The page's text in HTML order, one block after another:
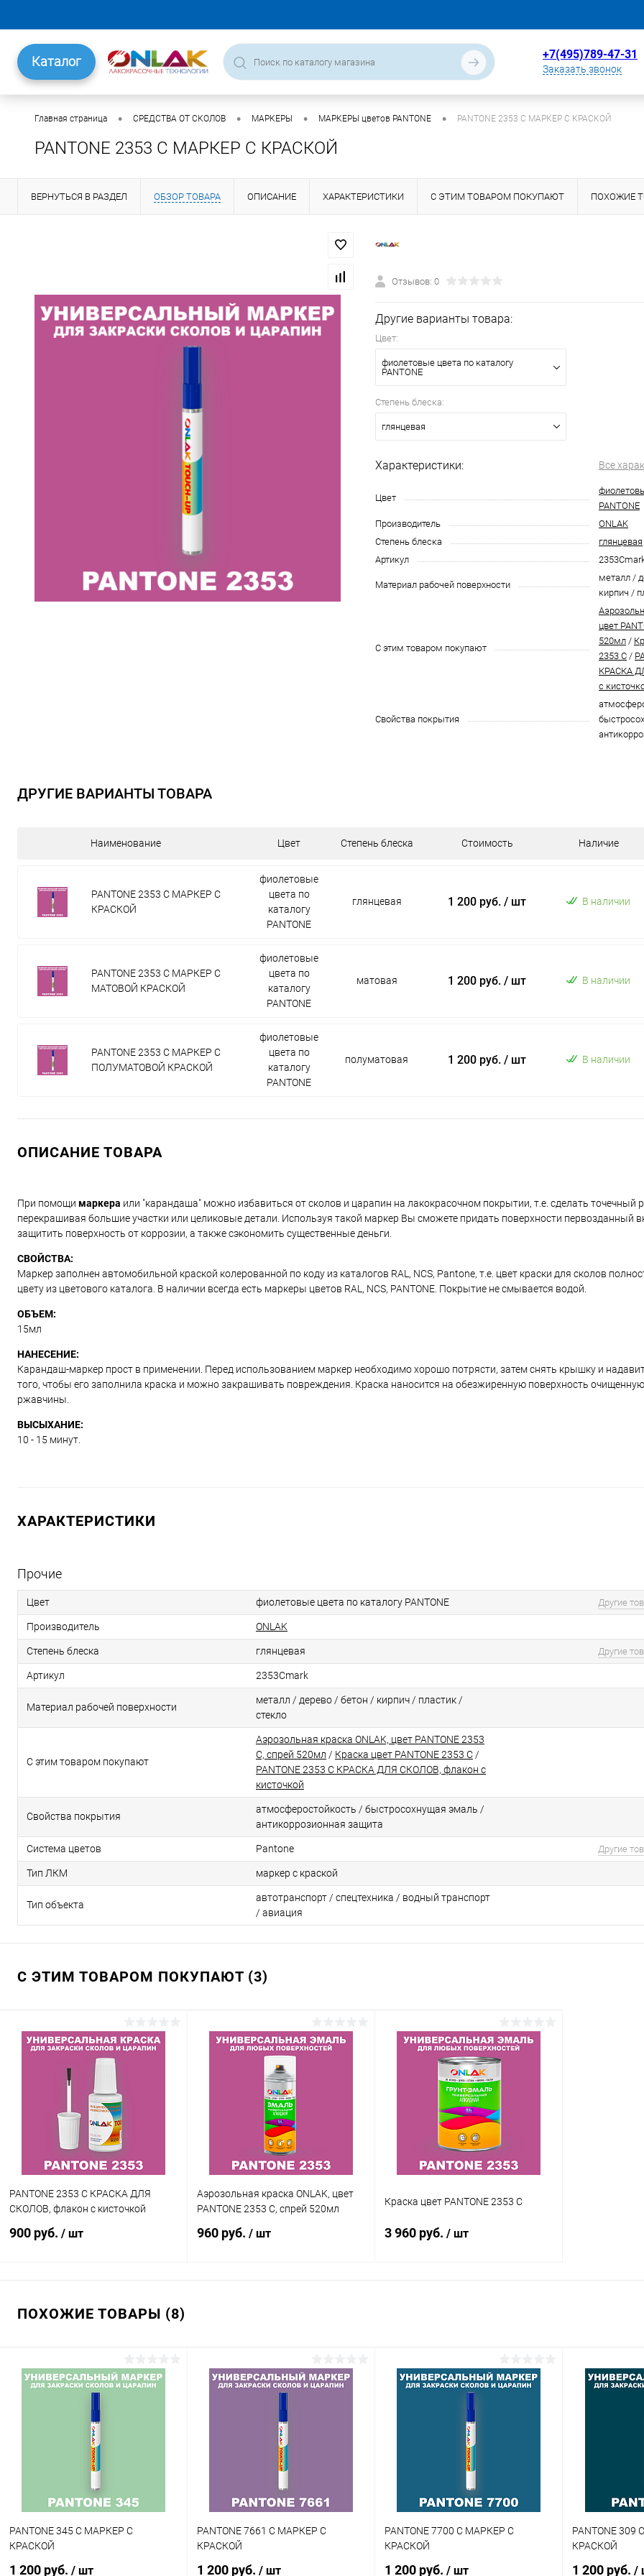
Каталог +7(495)789-47-31
Заказать звонок
Главная страница • СРЕДСТВА ОТ СКОЛОВ • МАРКЕРЫ • МАРКЕРЫ цветов PANTONE • PANTONE 2353 C МАРКЕР С КРАСКОЙ
PANTONE 2353 C МАРКЕР С КРАСКОЙ
ВЕРНУТЬСЯ В РАЗДЕЛ ОБЗОР ТОВАРА ОПИСАНИЕ ХАРАКТЕРИСТИКИ С ЭТИМ ТОВАРОМ ПОКУПАЮТ ПОХОЖИЕ
Отзывов: 0
Другие варианты товара:
Цвет:
фиолетовые цвета по каталогу
PANTONE
Степень блеска:
глянцевая
Характеристики: Все
Цвет
PANTONE
Производитель
ONLAK
Степень блеска
глянцевая
Артикул
Материал рабочей поверхности
металл /
кирпич /
С этим товаром покупают
цвет
520мл /
2353 C /
КРАСКА
с
Свойства покрытия
ДРУГИЕ ВАРИАНТЫ ТОВАРА
Наименование Цвет Степень блеска Стоимость Наличие
PANTONE 2353 C МАРКЕР С
КРАСКОЙ
фиолетовые
цвета по
каталогу
PANTONE
глянцевая 1 200 руб. / шт В наличии
PANTONE 2353 C МАРКЕР С
МАТОВОЙ КРАСКОЙ
фиолетовые
цвета по
каталогу
PANTONE
матовая 1 200 руб. / шт В наличии
PANTONE 2353 C МАРКЕР С
ПОЛУМАТОВОЙ КРАСКОЙ
фиолетовые
цвета по
каталогу
PANTONE
полуматовая 1 200 руб. / шт В наличии
ОПИСАНИЕ ТОВАРА
При помощи маркера или "карандаша" можно избавиться от сколов и царапин на лакокрасочном покрытии, т.е. сделать точечный
перекрашивая большие участки или целиковые детали. Используя такой маркер Вы сможете придать поверхности первозданный
защитить поверхность от коррозии, а также сэкономить существенные деньги.
СВОЙСТВА:
Маркер заполнен автомобильной краской колерованной по коду из каталогов RAL, NCS, Pantone, т.е. цвет краски для сколов
цвету из цветового каталога. В наличии всегда есть маркеры цветов RAL, NCS, PANTONE. Покрытие не смывается водой.
ОБЪЕМ:
15мл
НАНЕСЕНИЕ:
Карандаш-маркер прост в применении. Перед использованием маркер необходимо хорошо потрясти, затем снять крышку и
того, чтобы его заполнила краска и можно закрашивать повреждения. Краска наносится на обезжиренную поверхность
ржавчины.
ВЫСЫХАНИЕ:
10 - 15 минут.
ХАРАКТЕРИСТИКИ
Прочие
Цвет фиолетовые цвета по каталогу PANTONE Другие
Производитель ONLAK
Степень блеска глянцевая Другие
Артикул 2353Cmark
Материал рабочей поверхности
металл / дерево / бетон / кирпич / пластик /
стекло
С этим товаром покупают
Аэрозольная краска ONLAK, цвет PANTONE 2353
C, спрей 520мл / Краска цвет PANTONE 2353 C /
PANTONE 2353 C КРАСКА ДЛЯ СКОЛОВ, флакон с
кисточкой
Свойства покрытия
атмосферостойкоcть / быстросохнущая эмаль /
антикоррозионная защита
Система цветов Pantone Другие
Тип ЛКМ маркер с краской
Тип объекта
автотранспорт / спецтехника / водный транспорт
/ авиация
С ЭТИМ ТОВАРОМ ПОКУПАЮТ (3)
PANTONE 2353 C КРАСКА ДЛЯ
СКОЛОВ, флакон с кисточкой
900 руб. / шт
Цвет:
матовая
Аэрозольная краска ONLAK, цвет
PANTONE 2353 C, спрей 520мл
960 руб. / шт
Цвет:
Краска цвет PANTONE 2353 C
3 960 руб. / шт
Цвет:
полуматовая
ПОХОЖИЕ ТОВАРЫ (8)
PANTONE 345 C МАРКЕР С
КРАСКОЙ
1 200 руб. / шт
PANTONE 7661 C МАРКЕР С
КРАСКОЙ
1 200 руб. / шт
PANTONE 7700 C МАРКЕР С
КРАСКОЙ
1 200 руб. / шт
PANTONE 309
КРАСКОЙ
1 200 руб. /